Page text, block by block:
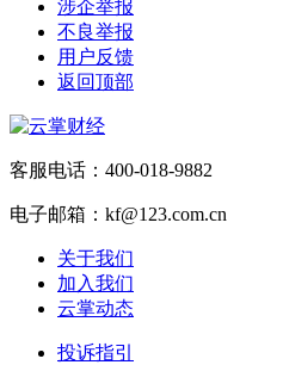
涉企举报
不良举报
用户反馈
返回顶部
客服电话：400-018-9882
电子邮箱：kf@123.com.cn
关于我们
加入我们
云掌动态
投诉指引